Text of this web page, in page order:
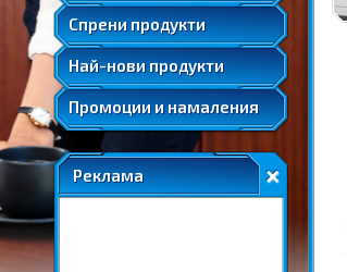
Спрени продукти
Удължени и допълнителни гаранции
Най-нови продукти
Промоции и намаления
Реклама